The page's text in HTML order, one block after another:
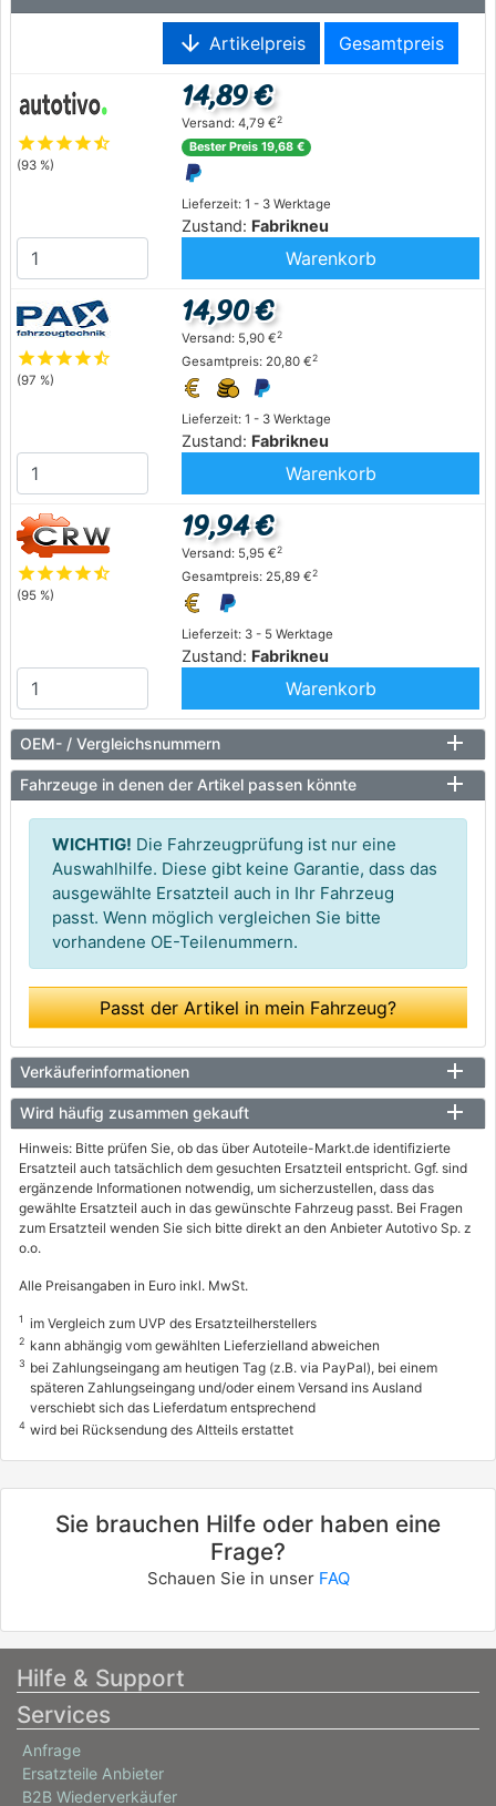
arrow_downward Artikelpreis Gesamtpreis
starstarstarstarstar_half
(93 %)
Lieferzeit: 1 - 3 Werktage
Zustand: Fabrikneu
14,89 €
Versand: 4,79 €2
Bester Preis 19,68 €
Warenkorb
starstarstarstarstar_half
(97 %)
Lieferzeit: 1 - 3 Werktage
Zustand: Fabrikneu
14,90 €
Versand: 5,90 €2
Gesamtpreis: 20,80 €2
Warenkorb
starstarstarstarstar_half
(95 %)
Lieferzeit: 3 - 5 Werktage
Zustand: Fabrikneu
19,94 €
Versand: 5,95 €2
Gesamtpreis: 25,89 €2
Warenkorb
OEM- / Vergleichsnummern
Fahrzeuge in denen der Artikel passen könnte
WICHTIG! Die Fahrzeugprüfung ist nur eine
Auswahlhilfe. Diese gibt keine Garantie, dass das
ausgewählte Ersatzteil auch in Ihr Fahrzeug
passt. Wenn möglich vergleichen Sie bitte
vorhandene OE-Teilenummern.
Passt der Artikel in mein Fahrzeug?
Verkäuferinformationen
Wird häufig zusammen gekauft
Hinweis: Bitte prüfen Sie, ob das über Autoteile-Markt.de identifizierte
Ersatzteil auch tatsächlich dem gesuchten Ersatzteil entspricht. Ggf. sind
ergänzende Informationen notwendig, um sicherzustellen, dass das
gewählte Ersatzteil auch in das gewünschte Fahrzeug passt. Bei Fragen
zum Ersatzteil wenden Sie sich bitte direkt an den Anbieter Autotivo Sp. z
o.o.
Alle Preisangaben in Euro inkl. MwSt.
1 im Vergleich zum UVP des Ersatzteilherstellers
2 kann abhängig vom gewählten Lieferzielland abweichen
3 bei Zahlungseingang am heutigen Tag (z.B. via PayPal), bei einem
späteren Zahlungseingang und/oder einem Versand ins Ausland
verschiebt sich das Lieferdatum entsprechend
4 wird bei Rücksendung des Altteils erstattet
Sie brauchen Hilfe oder haben eine
Frage?
Schauen Sie in unser FAQ
Hilfe & Support
Services
Anfrage
Ersatzteile Anbieter
B2B Wiederverkäufer